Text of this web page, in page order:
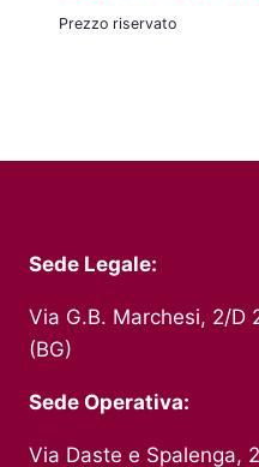
Prezzo riservato
Sede Legale:
Via G.B. Marchesi, 2/D
(BG)
Sede Operativa:
Via Daste e Spalenga,